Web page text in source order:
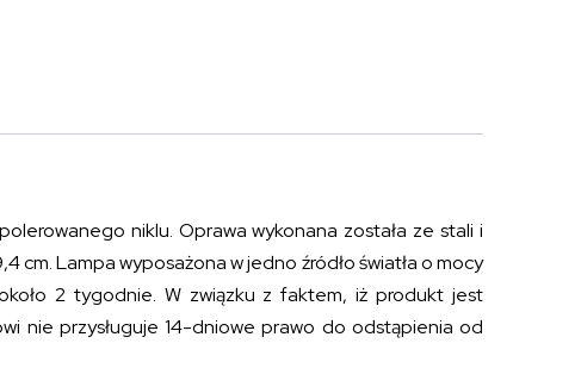
niklu. Oprawa wykonana została ze stali i
cm. Lampa wyposażona w jedno źródło światła o mocy
2 tygodnie. W związku z faktem, iż produkt jest
nie przysługuje 14-dniowe prawo do odstąpienia od